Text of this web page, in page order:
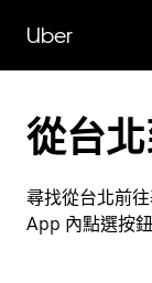
Uber
從台
尋找從台北前
App 內點選按